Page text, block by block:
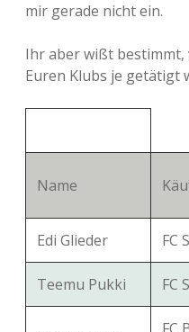
mir gerade nicht ein.
Ihr aber wißt bestimmt,
Euren Klubs je getätigt
Name
Edi Glieder FC
Teemu Pukki FC